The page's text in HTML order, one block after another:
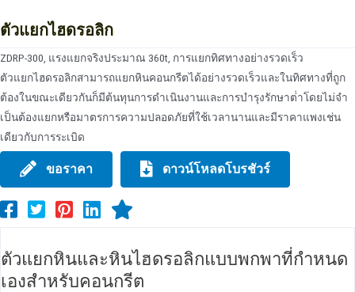
ตัวแยกไฮดรอลิก
ZDRP-300, แรงแยกจริงประมาณ 360t, การแยกทิศทางอย่างรวดเร็ว
ตัวแยกไฮดรอลิกสามารถแยกหินคอนกรีตได้อย่างรวดเร็วและในทิศทางที่ถูก
ต้องในขณะเดียวกันก็มีต้นทุนการดําเนินงานและการบํารุงรักษาต่ําโดยไม่จํา
เป็นต้องแยกหรือมาตรการความปลอดภัยที่ใช้เวลานานและมีราคาแพงเช่น
เดียวกับการระเบิด
ขอราคา ดาวน์โหลดโบรชัวร์
ตัวแยกหินและหินไฮดรอลิกแบบพกพาที่กําหนด
เองสําหรับคอนกรีต